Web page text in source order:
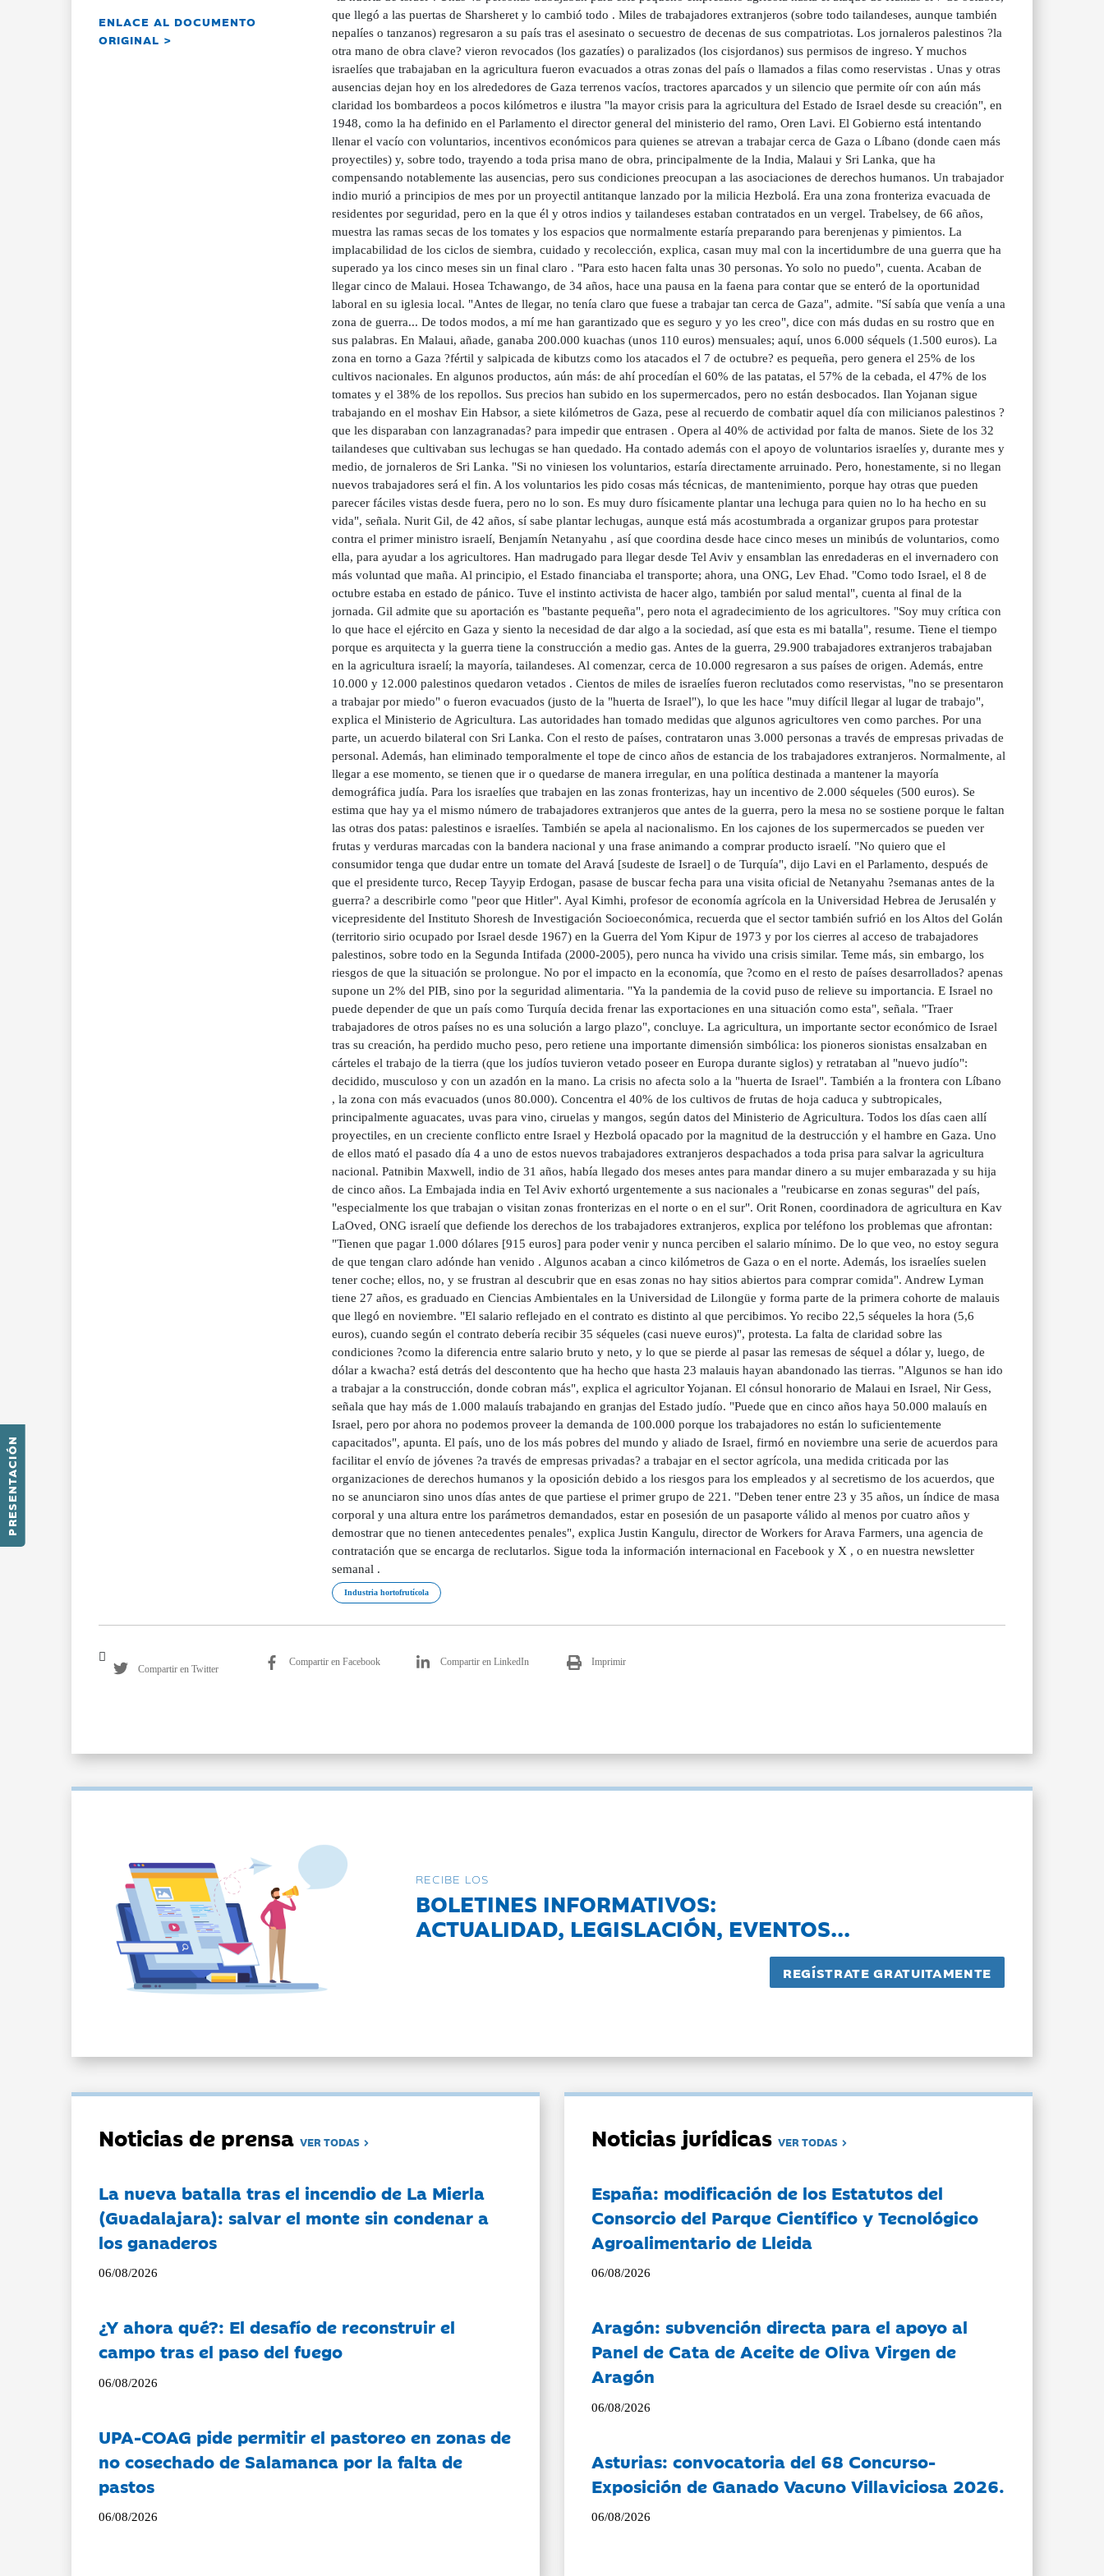
PRESENTACIÓN
ENLACE AL DOCUMENTO
ORIGINAL >
Industria hortofrutícola
Compartir en Twitter
Compartir en Facebook Compartir en LinkedIn Imprimir
RECIBE LOS
BOLETINES INFORMATIVOS:
ACTUALIDAD, LEGISLACIÓN, EVENTOS...
Noticias de prensaVER TODAS
La nueva batalla tras el incendio de La Mierla
(Guadalajara): salvar el monte sin condenar a
los ganaderos
06/08/2026
¿Y ahora qué?: El desafío de reconstruir el
campo tras el paso del fuego
06/08/2026
UPA-COAG pide permitir el pastoreo en zonas de
no cosechado de Salamanca por la falta de
pastos
06/08/2026
Noticias jurídicasVER TODAS
España: modificación de los Estatutos del
Consorcio del Parque Científico y Tecnológico
Agroalimentario de Lleida
06/08/2026
Aragón: subvención directa para el apoyo al
Panel de Cata de Aceite de Oliva Virgen de
Aragón
06/08/2026
Asturias: convocatoria del 68 Concurso-
Exposición de Ganado Vacuno Villaviciosa 2026.
06/08/2026